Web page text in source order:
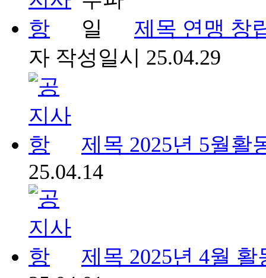
제목 연맹 창
자 작성일시 25.04.29
제목 2025년 5월활
25.04.14
제목 2025년 4월 활